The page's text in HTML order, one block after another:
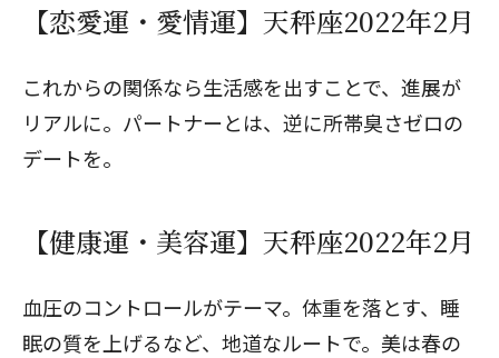
【恋愛運・愛情運】天秤座2022年2月
これからの関係なら生活感を出すことで、進展が
リアルに。パートナーとは、逆に所帯臭さゼロの
デートを。
【健康運・美容運】天秤座2022年2月
血圧のコントロールがテーマ。体重を落とす、睡
眠の質を上げるなど、地道なルートで。美は春の